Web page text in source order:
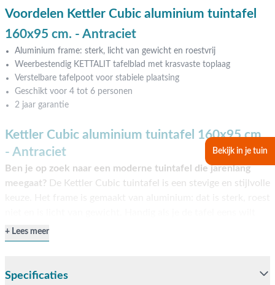
Bekijk in je tuin
Voordelen Kettler Cubic aluminium tuintafel
160x95 cm. - Antraciet
Aluminium frame: sterk, licht van gewicht en roestvrij
Weerbestendig KETTALIT tafelblad met krasvaste toplaag
Verstelbare tafelpoot voor stabiele plaatsing
Geschikt voor 4 tot 6 personen
2 jaar garantie
Kettler Cubic aluminium tuintafel 160x95 cm.
- Antraciet
Ben je op zoek naar een moderne tuintafel die jarenlang
meegaat? De Kettler Cubic tuintafel is een stevige en stijlvolle
verplaatsen. Dankzij de verstelbare poot staat de tafel ook
stabiel op een ongelijke ondergrond. Met een formaat van
personen. Ideaal voor gezellige etentjes in de tuin of op het
Lees meer
Specificaties